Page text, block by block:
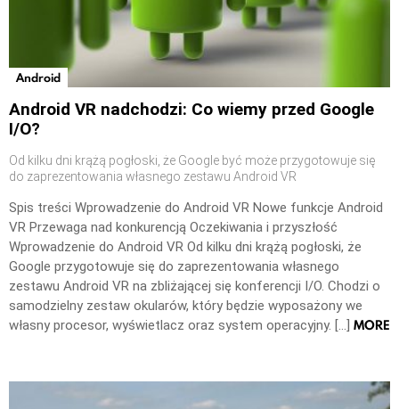
Android
Android VR nadchodzi: Co wiemy przed Google
I/O?
Od kilku dni krążą pogłoski, że Google być może przygotowuje się
do zaprezentowania własnego zestawu Android VR
Spis treści Wprowadzenie do Android VR Nowe funkcje Android
VR Przewaga nad konkurencją Oczekiwania i przyszłość
Wprowadzenie do Android VR Od kilku dni krążą pogłoski, że
Google przygotowuje się do zaprezentowania własnego
zestawu Android VR na zbliżającej się konferencji I/O. Chodzi o
samodzielny zestaw okularów, który będzie wyposażony we
własny procesor, wyświetlacz oraz system operacyjny. […] MORE